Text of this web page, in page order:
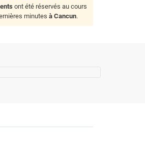
ont été réservés au cours
minutesà Cancun.